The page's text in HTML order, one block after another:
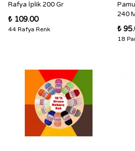
Rafya İplik 200 Gr
₺ 109.00
44 Rafya Renk
240
₺
18